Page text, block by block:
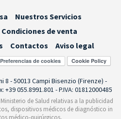
Nuestros Servicios
Condiciones de venta
Contactos
Aviso legal
Preferencias de cookies
8 - 50013 Campi Bisenzio (Firenze) -
+39 055.8991.801 - P.IVA: 01812000485
de Salud relativas a la publicidad
dispositivos médicos de diagnóstico in
médico-quirúrgicos,